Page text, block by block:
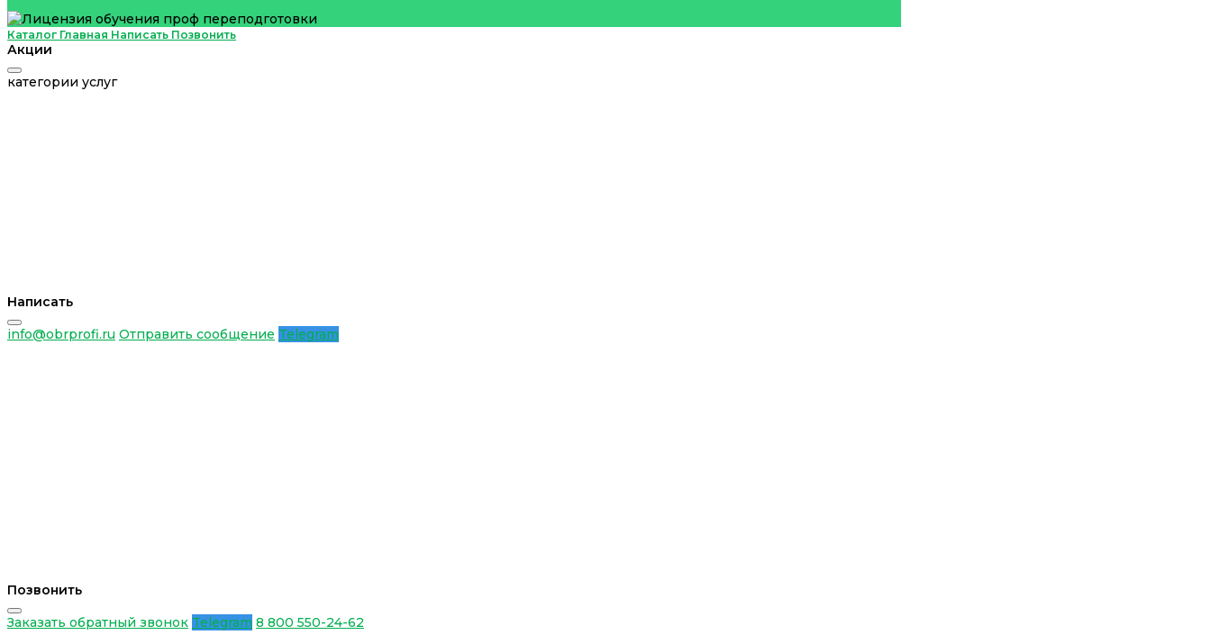
Каталог Главная Написать Позвонить
Акции
категории услуг
Написать
info@obrprofi.ru Отправить сообщение Telegram
Позвонить
Заказать обратный звонок Telegram 8 800 550-24-62